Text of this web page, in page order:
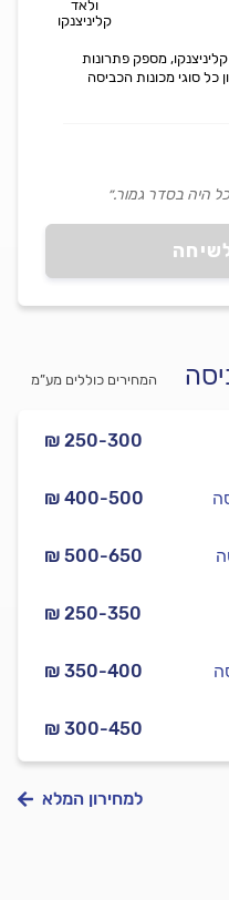
ולאד
קליניצנקו
מספק פתרונות
כל סוגי מכונות הכביסה
היה בסדר גמור.״
המחירים כוללים מע”מ
₪ 250-300
₪ 400-500
₪ 500-650
₪ 250-350
₪ 350-400
₪ 300-450
למחירון המלא